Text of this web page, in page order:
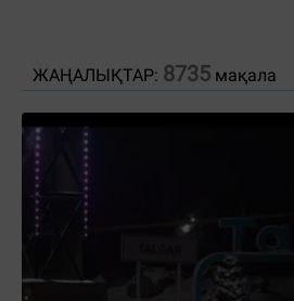
ЖАҢАЛЫҚТАР: 8735 мақала